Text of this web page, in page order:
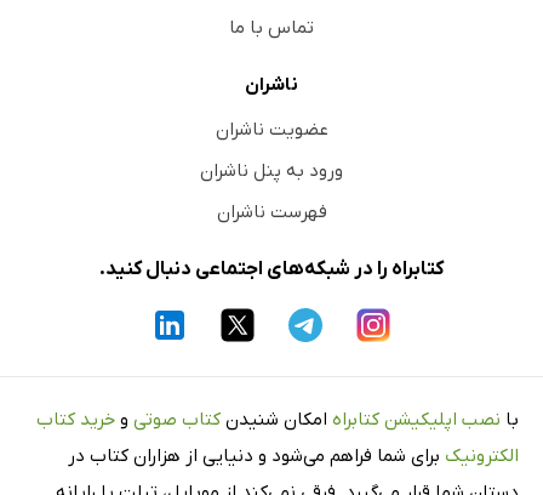
تماس با ما
ناشران
عضویت ناشران
ورود به پنل ناشران
فهرست ناشران
کتابراه را در شبکه‌های اجتماعی دنبال کنید.
با نصب اپلیکیشن کتابراه امکان شنیدن کتاب صوتی و خرید کتاب
الکترونیک برای شما فراهم می‌شود و دنیایی از هزاران کتاب در